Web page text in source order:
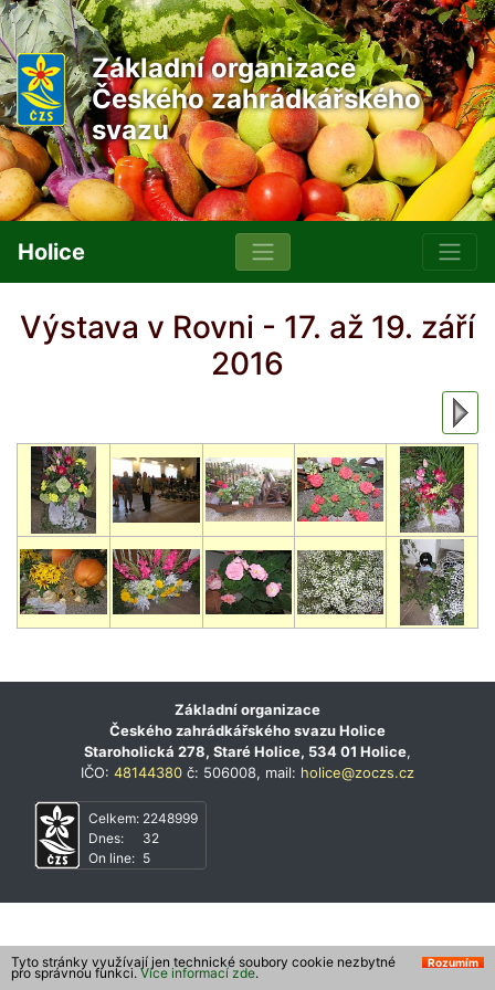
Základní organizace
Českého zahrádkářského
svazu
Holice
Výstava v Rovni - 17. až 19. září
2016
Základní organizace
Českého zahrádkářského svazu Holice
Staroholická 278, Staré Holice, 534 01 Holice,
IČO: 48144380 č: 506008, mail: holice@zoczs.cz
Celkem:
Dnes:
On line:
2248999
32
5
Rozumím
Tyto stránky využívají jen technické soubory cookie nezbytné
pro správnou funkci. Více informací zde.